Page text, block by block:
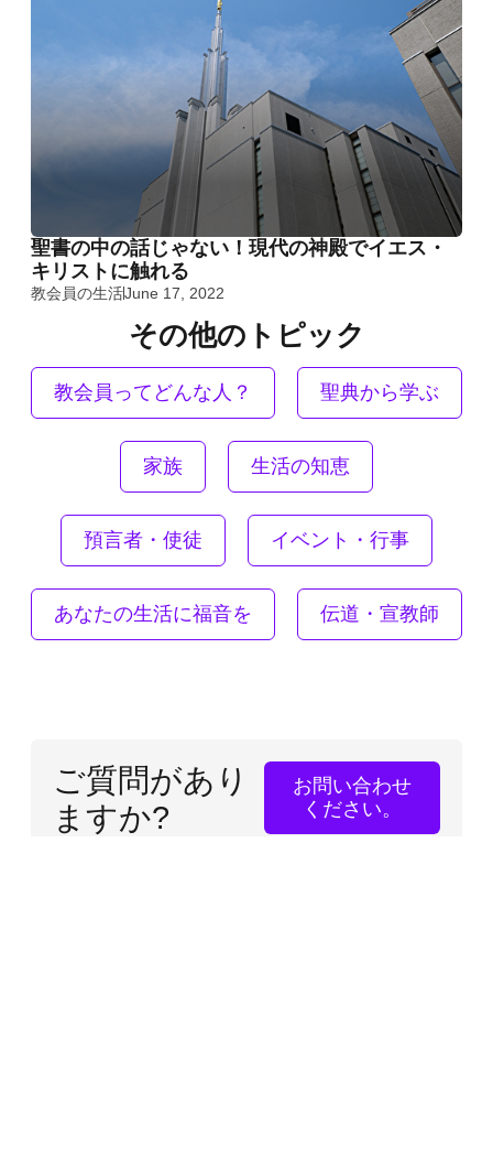
聖書の中の話じゃない！現代の神殿でイエス・
キリストに触れる
教会員の生活June 17, 2022
その他のトピック
教会員ってどんな人？ 聖典から学ぶ
家族 生活の知恵
預言者・使徒 イベント・行事
あなたの生活に福音を 伝道・宣教師
ご質問があり
ますか?
お問い合わせ
ください。